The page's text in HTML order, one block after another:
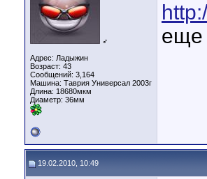
♂
Адрес: Ладыжин
Возраст: 43
Сообщений: 3,164
Машина: Таврия Универсал 2003г
Длина: 18680мкм
Диаметр: 36мм
еще
19.02.2010, 10:49